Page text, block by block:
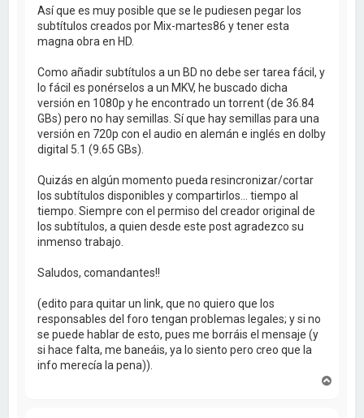
Así que es muy posible que se le pudiesen pegar los
subtítulos creados por Mix-martes86 y tener esta
magna obra en HD.
Como añadir subtítulos a un BD no debe ser tarea fácil, y
lo fácil es ponérselos a un MKV, he buscado dicha
versión en 1080p y he encontrado un torrent (de 36.84
GBs) pero no hay semillas. Sí que hay semillas para una
versión en 720p con el audio en alemán e inglés en dolby
digital 5.1 (9.65 GBs).
Quizás en algún momento pueda resincronizar/cortar
los subtítulos disponibles y compartirlos... tiempo al
tiempo. Siempre con el permiso del creador original de
los subtítulos, a quien desde este post agradezco su
inmenso trabajo.
Saludos, comandantes!!
(edito para quitar un link, que no quiero que los
responsables del foro tengan problemas legales; y si no
se puede hablar de esto, pues me borráis el mensaje (y
si hace falta, me baneáis, ya lo siento pero creo que la
info merecía la pena)).